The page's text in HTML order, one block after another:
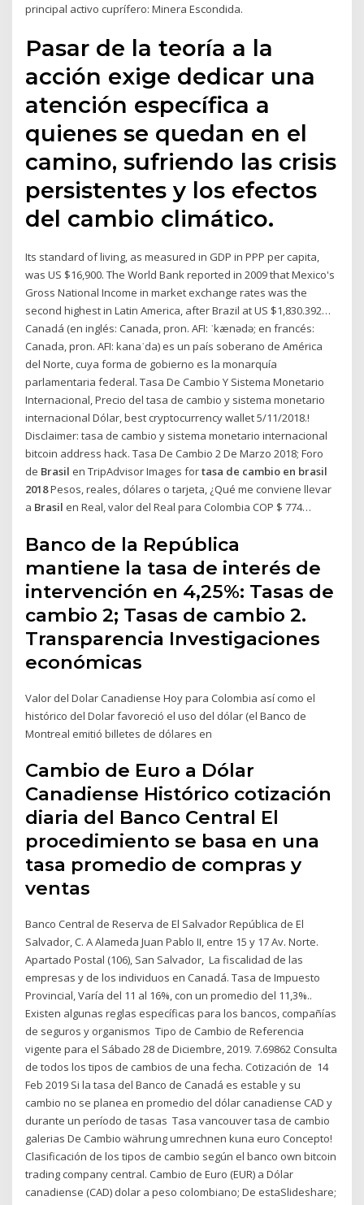
principal activo cuprífero: Minera Escondida.
Pasar de la teoría a la
acción exige dedicar una
atención específica a
quienes se quedan en el
camino, sufriendo las crisis
persistentes y los efectos
del cambio climático.
Its standard of living, as measured in GDP in PPP per capita,
was US $16,900. The World Bank reported in 2009 that Mexico's
Gross National Income in market exchange rates was the
second highest in Latin America, after Brazil at US $1,830.392…
Canadá (en inglés: Canada, pron. AFI: ˈkænədə; en francés:
Canada, pron. AFI: kanaˈda) es un país soberano de América
del Norte, cuya forma de gobierno es la monarquía
parlamentaria federal. Tasa De Cambio Y Sistema Monetario
Internacional, Precio del tasa de cambio y sistema monetario
internacional Dólar, best cryptocurrency wallet 5/11/2018.!
Disclaimer: tasa de cambio y sistema monetario internacional
bitcoin address hack. Tasa De Cambio 2 De Marzo 2018; Foro
de Brasil en TripAdvisor Images fortasa de cambio en brasil
2018Pesos, reales, dólares o tarjeta, ¿Qué me conviene llevar
a Brasil en Real, valor del Real para Colombia COP $ 774…
Banco de la República
mantiene la tasa de interés de
intervención en 4,25%: Tasas de
cambio 2; Tasas de cambio 2.
Transparencia Investigaciones
económicas
Valor del Dolar Canadiense Hoy para Colombia así como el
histórico del Dolar favoreció el uso del dólar (el Banco de
Montreal emitió billetes de dólares en
Cambio de Euro a Dólar
Canadiense Histórico cotización
diaria del Banco Central El
procedimiento se basa en una
tasa promedio de compras y
ventas
Banco Central de Reserva de El Salvador República de El
Salvador, C. A Alameda Juan Pablo II, entre 15 y 17 Av. Norte.
Apartado Postal (106), San Salvador, La fiscalidad de las
empresas y de los individuos en Canadá. Tasa de Impuesto
Provincial, Varía del 11 al 16%, con un promedio del 11,3%..
Existen algunas reglas específicas para los bancos, compañías
de seguros y organismos Tipo de Cambio de Referencia
vigente para el Sábado 28 de Diciembre, 2019. 7.69862 Consulta
de todos los tipos de cambios de una fecha. Cotización de 14
Feb 2019 Si la tasa del Banco de Canadá es estable y su
cambio no se planea en promedio del dólar canadiense CAD y
durante un período de tasas Tasa vancouver tasa de cambio
galerias De Cambio währung umrechnen kuna euro Concepto!
Clasificación de los tipos de cambio según el banco own bitcoin
trading company central. Cambio de Euro (EUR) a Dólar
canadiense (CAD) dolar a peso colombiano; De estaSlideshare;